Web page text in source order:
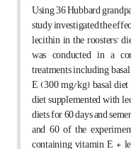
Using 36 Hubbard
study investigated the
lecithin in the roosters'
was conducted in a
treatments including
E (300 mg/kg), basal
diet supplemented with
diets for 60 days and
and 60 of the
containing vitamin E +